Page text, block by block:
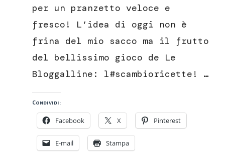
gamberoni
per un pranzetto veloce e
fresco! L’idea di oggi non è
frina del mio sacco ma il frutto
del bellissimo gioco de Le
Bloggalline: l#scambioricette! …
Condividi:
Facebook X Pinterest
E-mail Stampa